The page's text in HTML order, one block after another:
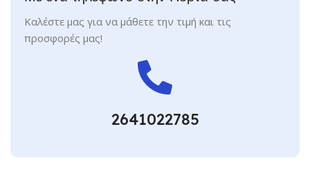
Καλέστε μας για να μάθετε την τιμή και τις
προσφορές μας!
2641022785